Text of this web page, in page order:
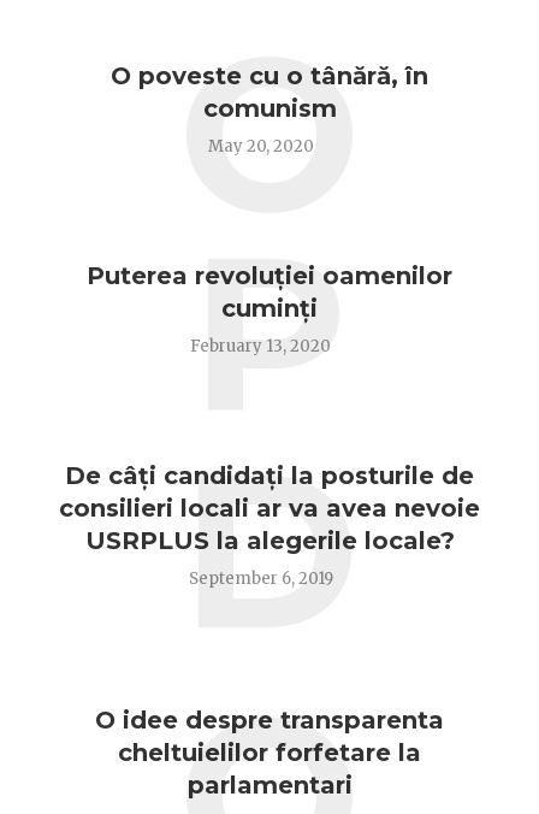
O poveste cu o tânără, în
comunism
May 20, 2020
O
Puterea revoluției oamenilor
cuminți
February 13, 2020
P
De câți candidați la posturile de
consilieri locali ar va avea nevoie
USRPLUS la alegerile locale?
September 6, 2019
D
O idee despre transparenta
cheltuielilor forfetare la
parlamentari